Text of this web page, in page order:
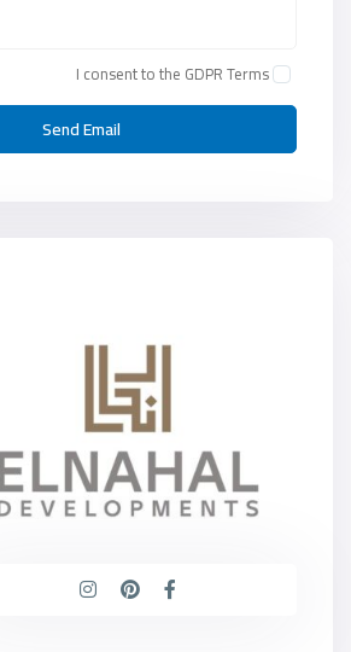
I consent to the GDPR Terms